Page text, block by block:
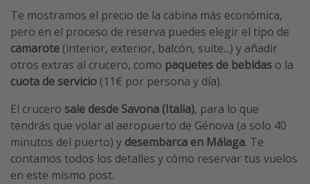
Te mostramos el precio de la cabina más económica,
pero en el proceso de reserva puedes elegir el tipo de
camarote (interior, exterior, balcón, suite...) y añadir
otros extras al crucero, como paquetes de bebidas o la
cuota de servicio (11€ por persona y día).
El crucero sale desde Savona (Italia), para lo que
tendrás que volar al aeropuerto de Génova (a solo 40
minutos del puerto) y desembarca en Málaga. Te
contamos todos los detalles y cómo reservar tus vuelos
en este mismo post.